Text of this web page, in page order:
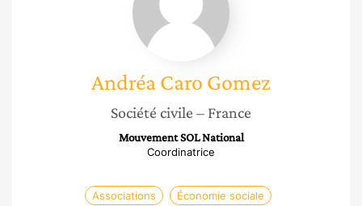
Gomez
AndréaCaro Gomez
Société civile – France
Mouvement SOL National
Coordinatrice
Associations Économie sociale